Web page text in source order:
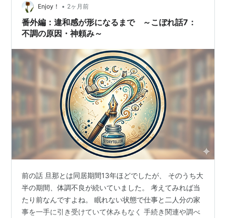
Enjoy！ • 2ヶ月前
番外編：違和感が形になるまで ～こぼれ話7：
不調の原因・神頼み～
前の話 旦那とは同居期間13年ほどでしたが、 そのうち大
半の期間、体調不良が続いていました。 考えてみれば当
たり前なんですよね。 眠れない状態で仕事と二人分の家
事を一手に引き受けていて休みもなく 手続き関連や調べ